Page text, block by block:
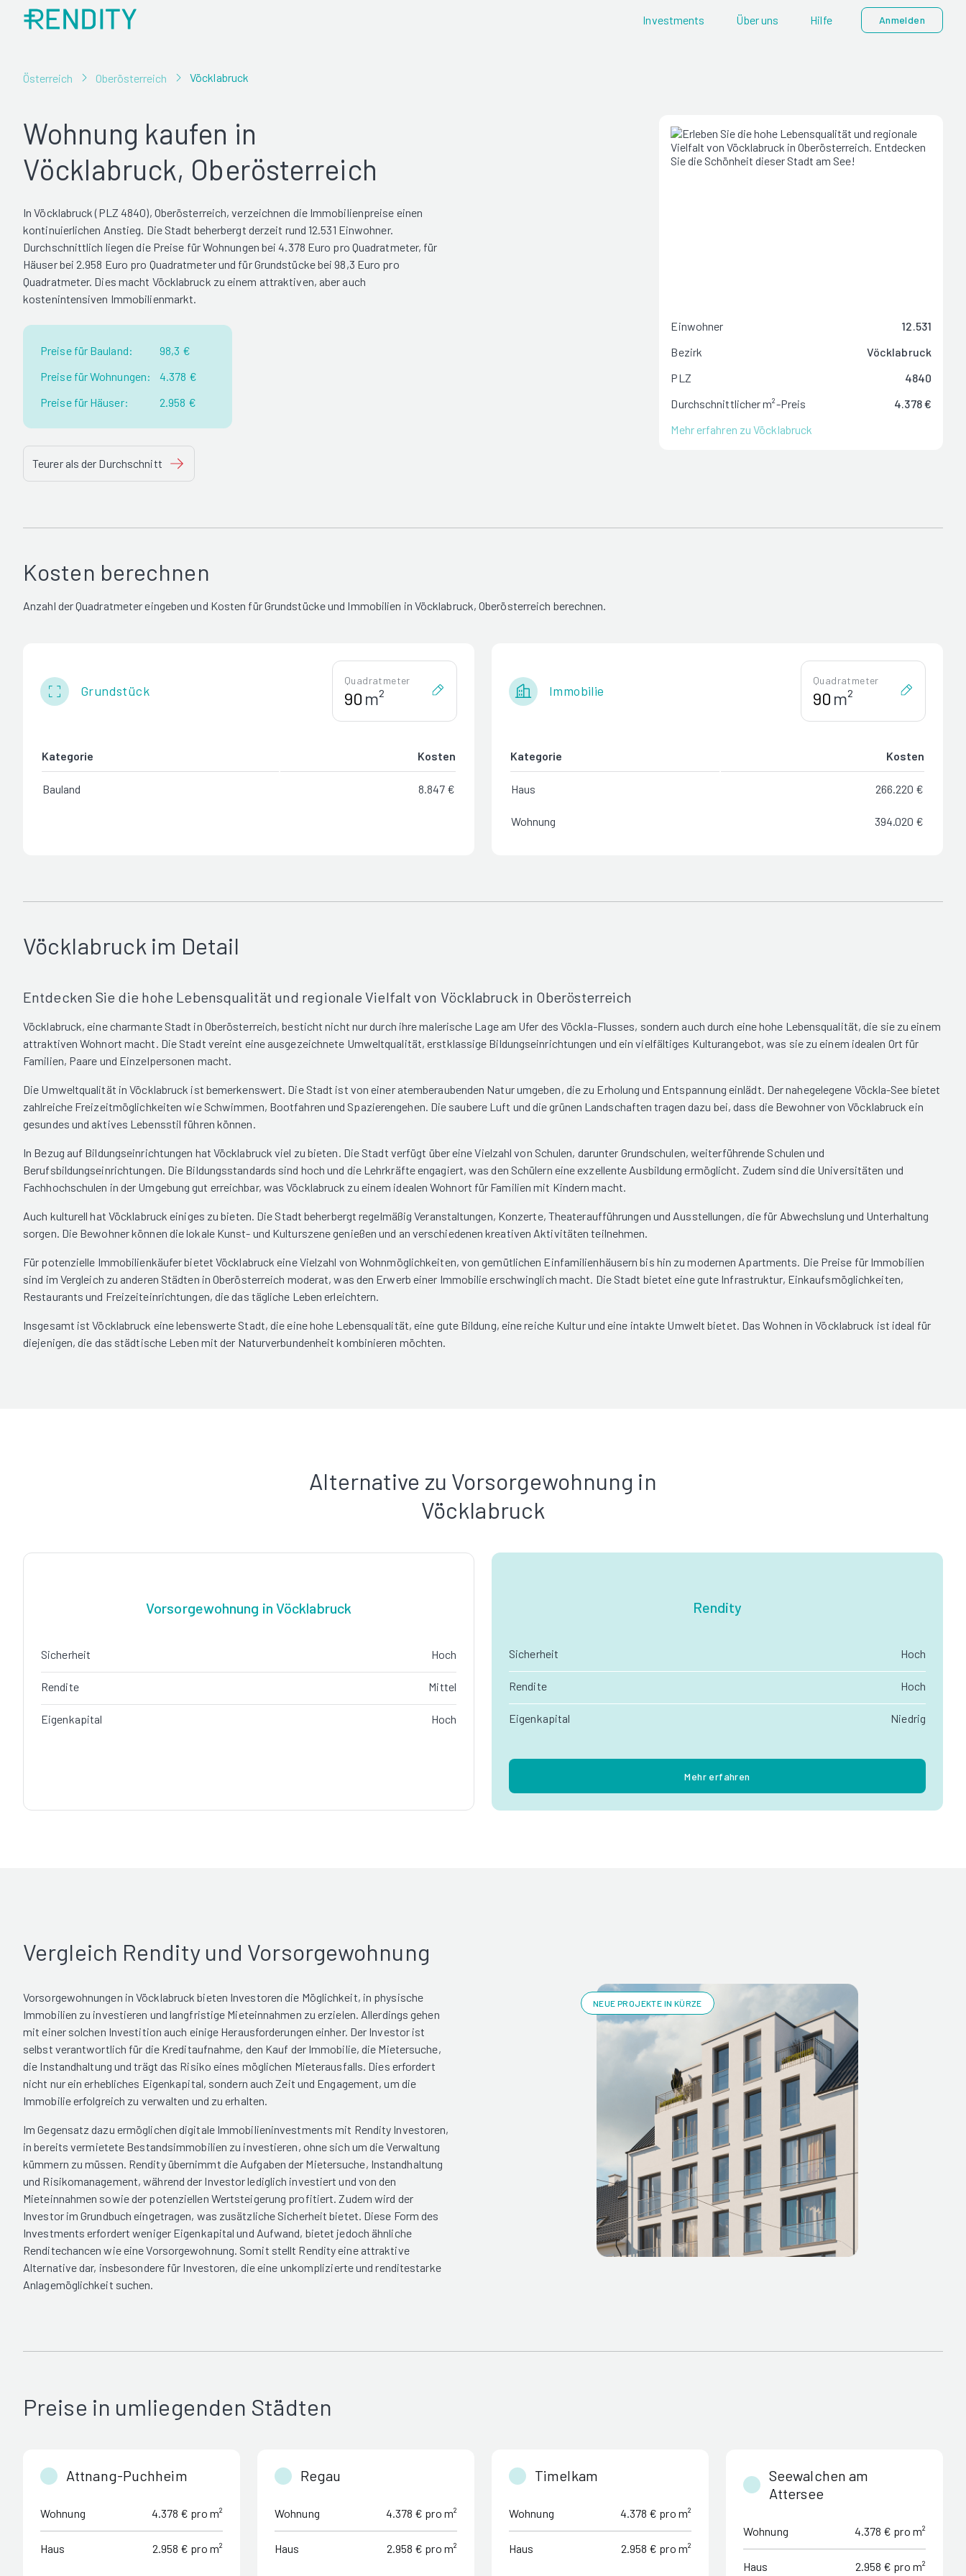
Investments Über uns Hilfe Anmelden
Österreich Oberösterreich Vöcklabruck
Wohnung kaufen in
Vöcklabruck, Oberösterreich
In Vöcklabruck (PLZ 4840), Oberösterreich, verzeichnen die Immobilienpreise einen
kontinuierlichen Anstieg. Die Stadt beherbergt derzeit rund 12.531 Einwohner.
Durchschnittlich liegen die Preise für Wohnungen bei 4.378 Euro pro Quadratmeter, für
Häuser bei 2.958 Euro pro Quadratmeter und für Grundstücke bei 98,3 Euro pro
Quadratmeter. Dies macht Vöcklabruck zu einem attraktiven, aber auch
kostenintensiven Immobilienmarkt.
Preise für Bauland:
98,3 €
Preise für Wohnungen:
4.378 €
Preise für Häuser:
2.958 €
Teurer als der Durchschnitt
Einwohner
12.531
Bezirk
Vöcklabruck
PLZ
4840
Durchschnittlicher m²-Preis
4.378 €
Mehr erfahren zu Vöcklabruck
Kosten berechnen
Anzahl der Quadratmeter eingeben und Kosten für Grundstücke und Immobilien in Vöcklabruck, Oberösterreich berechnen.
Grundstück
Quadratmeter
m²
Kategorie Kosten
Bauland 8.847 €
Immobilie
Quadratmeter
m²
Kategorie Kosten
Haus 266.220 €
Wohnung 394.020 €
Vöcklabruck im Detail
Entdecken Sie die hohe Lebensqualität und regionale Vielfalt von Vöcklabruck in Oberösterreich
Vöcklabruck, eine charmante Stadt in Oberösterreich, besticht nicht nur durch ihre malerische Lage am Ufer des Vöckla-Flusses, sondern auch durch eine hohe Lebensqualität, die sie zu einem
attraktiven Wohnort macht. Die Stadt vereint eine ausgezeichnete Umweltqualität, erstklassige Bildungseinrichtungen und ein vielfältiges Kulturangebot, was sie zu einem idealen Ort für
Familien, Paare und Einzelpersonen macht.
Die Umweltqualität in Vöcklabruck ist bemerkenswert. Die Stadt ist von einer atemberaubenden Natur umgeben, die zu Erholung und Entspannung einlädt. Der nahegelegene Vöckla-See bietet
zahlreiche Freizeitmöglichkeiten wie Schwimmen, Bootfahren und Spazierengehen. Die saubere Luft und die grünen Landschaften tragen dazu bei, dass die Bewohner von Vöcklabruck ein
gesundes und aktives Lebensstil führen können.
In Bezug auf Bildungseinrichtungen hat Vöcklabruck viel zu bieten. Die Stadt verfügt über eine Vielzahl von Schulen, darunter Grundschulen, weiterführende Schulen und
Berufsbildungseinrichtungen. Die Bildungsstandards sind hoch und die Lehrkräfte engagiert, was den Schülern eine exzellente Ausbildung ermöglicht. Zudem sind die Universitäten und
Fachhochschulen in der Umgebung gut erreichbar, was Vöcklabruck zu einem idealen Wohnort für Familien mit Kindern macht.
Auch kulturell hat Vöcklabruck einiges zu bieten. Die Stadt beherbergt regelmäßig Veranstaltungen, Konzerte, Theateraufführungen und Ausstellungen, die für Abwechslung und Unterhaltung
sorgen. Die Bewohner können die lokale Kunst- und Kulturszene genießen und an verschiedenen kreativen Aktivitäten teilnehmen.
Für potenzielle Immobilienkäufer bietet Vöcklabruck eine Vielzahl von Wohnmöglichkeiten, von gemütlichen Einfamilienhäusern bis hin zu modernen Apartments. Die Preise für Immobilien
sind im Vergleich zu anderen Städten in Oberösterreich moderat, was den Erwerb einer Immobilie erschwinglich macht. Die Stadt bietet eine gute Infrastruktur, Einkaufsmöglichkeiten,
Restaurants und Freizeiteinrichtungen, die das tägliche Leben erleichtern.
Insgesamt ist Vöcklabruck eine lebenswerte Stadt, die eine hohe Lebensqualität, eine gute Bildung, eine reiche Kultur und eine intakte Umwelt bietet. Das Wohnen in Vöcklabruck ist ideal für
diejenigen, die das städtische Leben mit der Naturverbundenheit kombinieren möchten.
Alternative zu Vorsorgewohnung in
Vöcklabruck
Vorsorgewohnung in Vöcklabruck
Sicherheit Hoch
Rendite Mittel
Eigenkapital Hoch
Rendity
Sicherheit Hoch
Rendite Hoch
Eigenkapital Niedrig
Mehr erfahren
Vergleich Rendity und Vorsorgewohnung
Vorsorgewohnungen in Vöcklabruck bieten Investoren die Möglichkeit, in physische
Immobilien zu investieren und langfristige Mieteinnahmen zu erzielen. Allerdings gehen
mit einer solchen Investition auch einige Herausforderungen einher. Der Investor ist
selbst verantwortlich für die Kreditaufnahme, den Kauf der Immobilie, die Mietersuche,
die Instandhaltung und trägt das Risiko eines möglichen Mieterausfalls. Dies erfordert
nicht nur ein erhebliches Eigenkapital, sondern auch Zeit und Engagement, um die
Immobilie erfolgreich zu verwalten und zu erhalten.
Im Gegensatz dazu ermöglichen digitale Immobilieninvestments mit Rendity Investoren,
in bereits vermietete Bestandsimmobilien zu investieren, ohne sich um die Verwaltung
kümmern zu müssen. Rendity übernimmt die Aufgaben der Mietersuche, Instandhaltung
und Risikomanagement, während der Investor lediglich investiert und von den
Mieteinnahmen sowie der potenziellen Wertsteigerung profitiert. Zudem wird der
Investor im Grundbuch eingetragen, was zusätzliche Sicherheit bietet. Diese Form des
Investments erfordert weniger Eigenkapital und Aufwand, bietet jedoch ähnliche
Renditechancen wie eine Vorsorgewohnung. Somit stellt Rendity eine attraktive
Alternative dar, insbesondere für Investoren, die eine unkomplizierte und renditestarke
Anlagemöglichkeit suchen.
NEUE PROJEKTE IN KÜRZE
Preise in umliegenden Städten
Attnang-Puchheim
Wohnung 4.378 € pro m²
Haus 2.958 € pro m²
Regau
Wohnung 4.378 € pro m²
Haus 2.958 € pro m²
Timelkam
Wohnung 4.378 € pro m²
Haus 2.958 € pro m²
Seewalchen am
Attersee
Wohnung 4.378 € pro m²
Haus 2.958 € pro m²